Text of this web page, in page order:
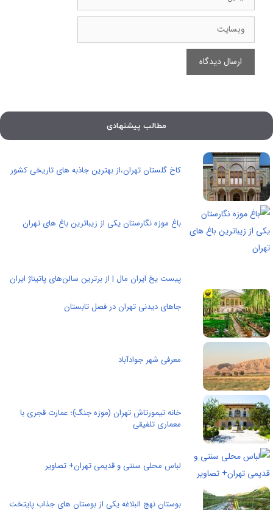
وبسایت
مطالب پیشنهادی
کاخ گلستان تهران،از بهترین جاذبه های تاریخی کشور
باغ موزه نگارستان یکی از زیباترین باغ های تهران
پیست یخ ایران مال | از برترین سالن‌های پاتیناژ ایران
جاهای دیدنی تهران در فصل تابستان
معرفی شهر جوادآباد
خانه تیمورتاش تهران (موزه جنگ)؛ عمارت قجری با
معماری تلفیقی
لباس محلی سنتی و قدیمی تهران+ تصاویر
بوستان نهج البلاغه یکی از بوستان های جذاب پایتخت